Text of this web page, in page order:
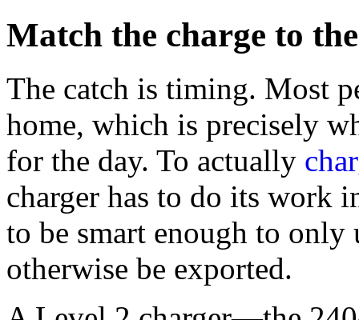
Match the charge to
The catch is timing. Most
home, which is precisely
for the day. To actually
charger has to do its work
to be smart enough to
otherwise be exported.